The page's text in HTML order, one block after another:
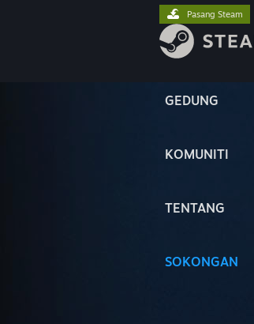
GEDUNG
KOMUNITI
TENTANG
SOKONGAN
Pasang Steam